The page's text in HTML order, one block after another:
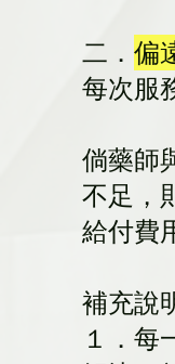
二． 偏
每次服
倘藥師
不足，
給付費
補充說
１．每